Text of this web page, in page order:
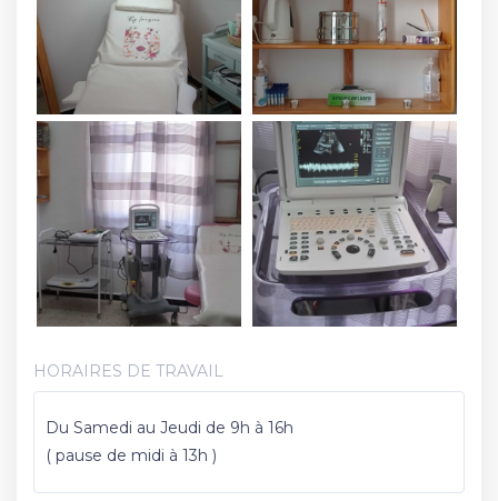
HORAIRES DE TRAVAIL
Du Samedi au Jeudi de 9h à 16h
( pause de midi à 13h )